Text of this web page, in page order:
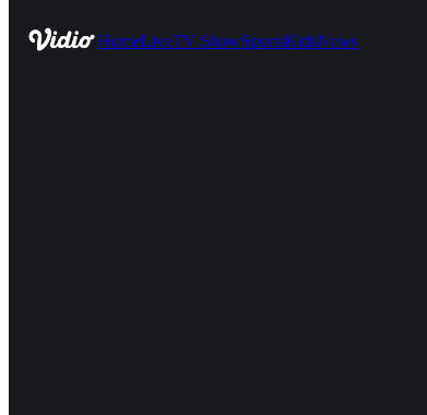
HomeLiveTV ShowSportsKidsNews